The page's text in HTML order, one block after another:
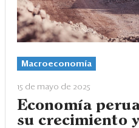
Macroeconomía
15 de mayo de 2025
Economía
su crecimiento